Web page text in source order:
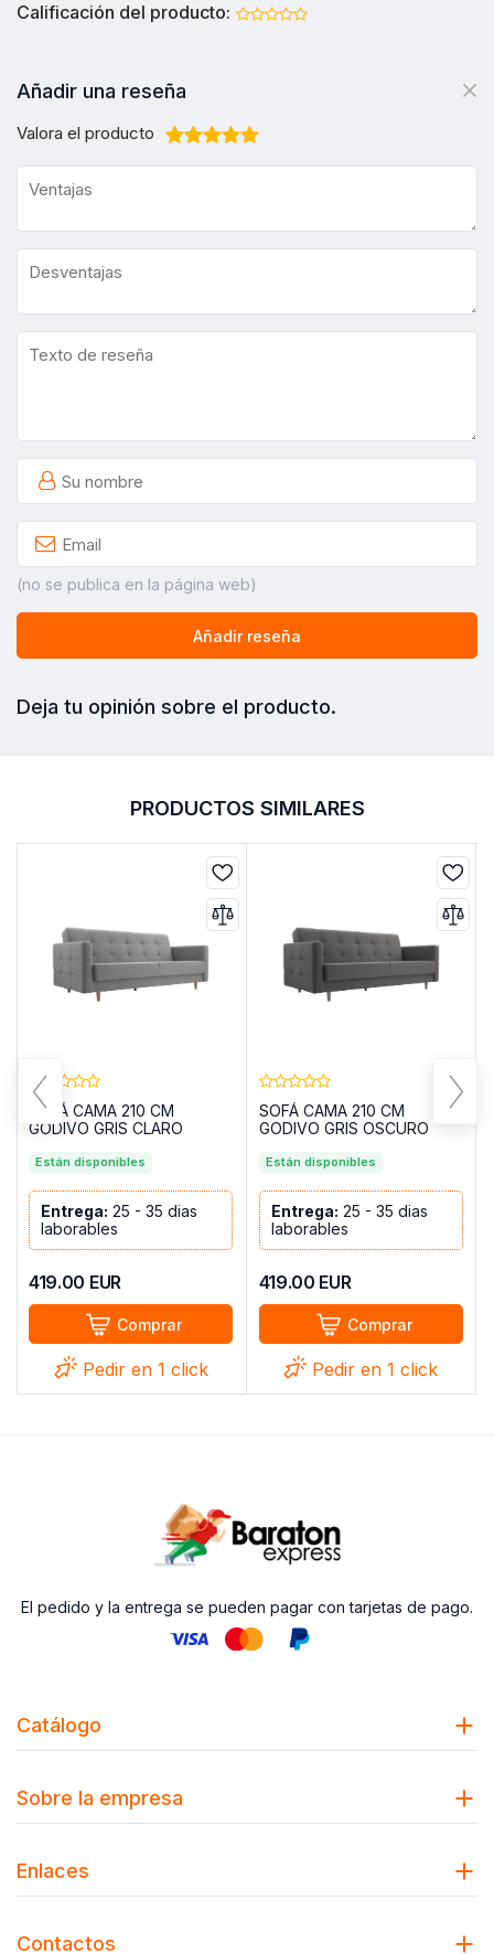
Calificación del producto:
Añadir una reseña
Valora el producto
(no se publica en la página web)
Añadir reseña
Deja tu opinión sobre el producto.
PRODUCTOS SIMILARES
SOFÁ CAMA 210 CM
GODIVO GRIS CLARO
Están disponibles
Entrega: 25 - 35 dias
laborables
419.00 EUR
Comprar
Pedir en 1 click
SOFÁ CAMA 210 CM
GODIVO GRIS OSCURO
Están disponibles
Entrega: 25 - 35 dias
laborables
419.00 EUR
Comprar
Pedir en 1 click
El pedido y la entrega se pueden pagar con tarjetas de pago.
Catálogo
Sobre la empresa
Enlaces
Contactos